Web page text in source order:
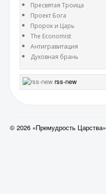
Пресвятая Троица
Проект Бога
Пророк и Царь
The Economist
Антигравитация
Духовная брань
rss-new
© 2026 «Премудрость Царства»